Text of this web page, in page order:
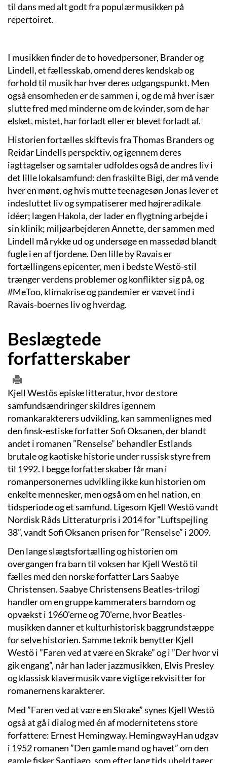
til dans med alt godt fra populærmusikken på
repertoiret.
I musikken finder de to hovedpersoner, Brander og
Lindell, et fællesskab, omend deres kendskab og
forhold til musik har hver deres udgangspunkt. Men
også ensomheden er de sammen i, og de må hver især
slutte fred med minderne om de kvinder, som de har
elsket, mistet, har forladt eller er blevet forladt af.
Historien fortælles skiftevis fra Thomas Branders og
Reidar Lindells perspektiv, og igennem deres
iagttagelser og samtaler udfoldes også de andres liv i
det lille lokalsamfund: den fraskilte Bigi, der må vende
hver en mønt, og hvis mutte teenagesøn Jonas lever et
indesluttet liv og sympatiserer med højreradikale
idéer; lægen Hakola, der lader en flygtning arbejde i
sin klinik; miljøarbejderen Annette, der sammen med
Lindell må rykke ud og undersøge en massedød blandt
fugle i en af fjordene. Den lille by Ravais er
fortællingens epicenter, men i bedste Westö-stil
trænger verdens problemer og konflikter sig på, og
#MeToo, klimakrise og pandemier er vævet ind i
Ravais-boernes liv og hverdag.
Beslægtede
forfatterskaber
Kjell Westös episke litteratur, hvor de store
samfundsændringer skildres igennem
romankarakterers udvikling, kan sammenlignes med
den finsk-estiske forfatter Sofi Oksanen, der blandt
andet i romanen ”Renselse” behandler Estlands
brutale og kaotiske historie under russisk styre frem
til 1992. I begge forfatterskaber får man i
romanpersonernes udvikling ikke kun historien om
enkelte mennesker, men også om en hel nation, en
tidsperiode og et samfund. Ligesom Kjell Westö vandt
Nordisk Råds Litteraturpris i 2014 for ”Luftspejling
38”, vandt Sofi Oksanen prisen for ”Renselse” i 2009.
Den lange slægtsfortælling og historien om
overgangen fra barn til voksen har Kjell Westö til
fælles med den norske forfatter Lars Saabye
Christensen. Saabye Christensens Beatles-trilogi
handler om en gruppe kammeraters barndom og
opvækst i 1960'erne og 70'erne, hvor Beatles-
musikken danner et kulturhistorisk baggrundstæppe
for selve historien. Samme teknik benytter Kjell
Westö i ”Faren ved at være en Skrake” og i ”Der hvor vi
gik engang”, når han lader jazzmusikken, Elvis Presley
og klassisk klavermusik være vigtige rekvisitter for
romanernens karakterer.
Med ”Faren ved at være en Skrake” synes Kjell Westö
også at gå i dialog med én af modernitetens store
forfattere: Ernest Hemingway. HemingwayHan udgav
i 1952 romanen ”Den gamle mand og havet” om den
gamle fisker Santiago, som efter lang tids uheld tager